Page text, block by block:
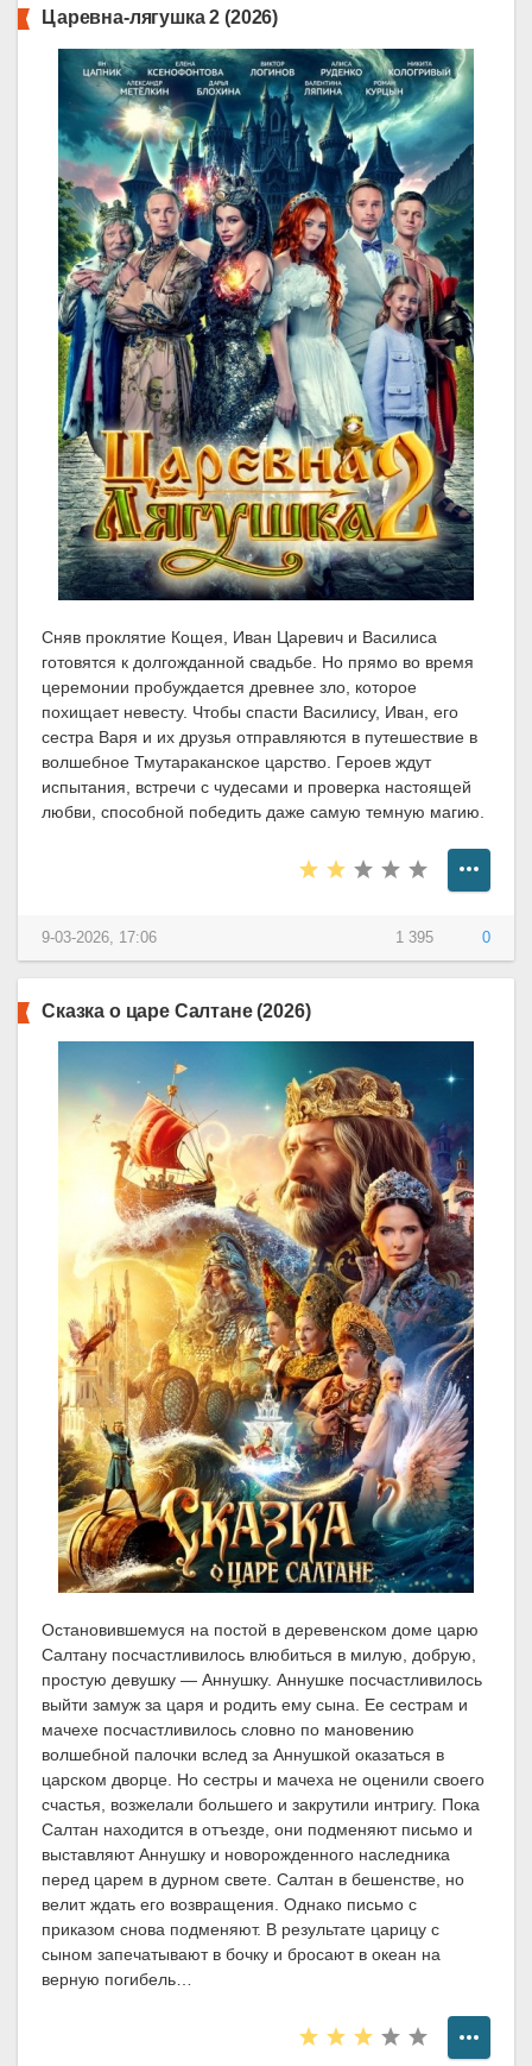
Царевна-лягушка 2 (2026)
Сняв проклятие Кощея, Иван Царевич и Василиса
готовятся к долгожданной свадьбе. Но прямо во время
церемонии пробуждается древнее зло, которое
похищает невесту. Чтобы спасти Василису, Иван, его
сестра Варя и их друзья отправляются в путешествие в
волшебное Тмутараканское царство. Героев ждут
испытания, встречи с чудесами и проверка настоящей
любви, способной победить даже самую темную магию.
1 395 0
9-03-2026, 17:06
Сказка о царе Салтане (2026)
Остановившемуся на постой в деревенском доме царю
Салтану посчастливилось влюбиться в милую, добрую,
простую девушку — Аннушку. Аннушке посчастливилось
выйти замуж за царя и родить ему сына. Ее сестрам и
мачехе посчастливилось словно по мановению
волшебной палочки вслед за Аннушкой оказаться в
царском дворце. Но сестры и мачеха не оценили своего
счастья, возжелали большего и закрутили интригу. Пока
Салтан находится в отъезде, они подменяют письмо и
выставляют Аннушку и новорожденного наследника
перед царем в дурном свете. Салтан в бешенстве, но
велит ждать его возвращения. Однако письмо с
приказом снова подменяют. В результате царицу с
сыном запечатывают в бочку и бросают в океан на
верную погибель…